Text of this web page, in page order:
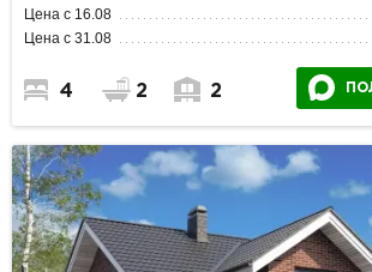
Цена с 16.08
Цена с 31.08
4 2 2